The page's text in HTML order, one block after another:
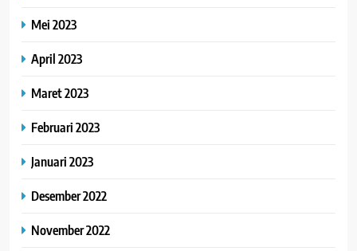
Mei 2023
April 2023
Maret 2023
Februari 2023
Januari 2023
Desember 2022
November 2022